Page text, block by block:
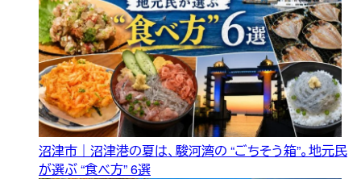
沼津市｜沼津港の夏は、駿河湾の “ごちそう箱”。地元民
が選ぶ “食べ方” 6選